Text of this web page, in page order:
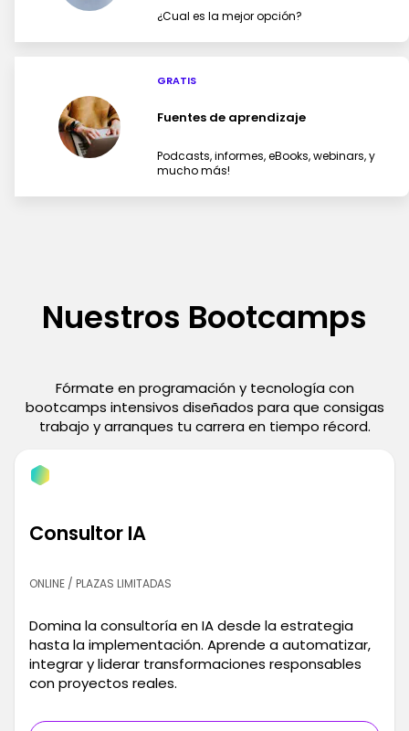
¿Cual es la mejor opción?
GRATIS
Fuentes de aprendizaje
Podcasts, informes, eBooks, webinars, y
mucho más!
Nuestros Bootcamps
Fórmate en programación y tecnología con
bootcamps intensivos diseñados para que consigas
trabajo y arranques tu carrera en tiempo récord.
Consultor IA
ONLINE / PLAZAS LIMITADAS
Domina la consultoría en IA desde la estrategia
hasta la implementación. Aprende a automatizar,
integrar y liderar transformaciones responsables
con proyectos reales.